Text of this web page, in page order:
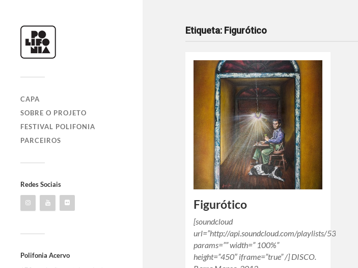
CAPA
SOBRE O PROJETO
FESTIVAL POLIFONIA
PARCEIROS
Redes Sociais
Polifonia Acervo
Etiqueta: Figurótico
Figurótico
[soundcloud
url=”http://api.soundcloud.com/playlists/5326697″
params=”” width=” 100%”
height=”450″ iframe=”true” /] DISCO.